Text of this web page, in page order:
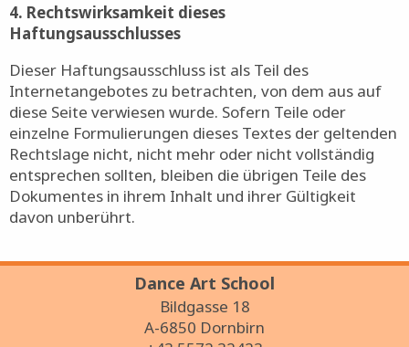
4. Rechtswirksamkeit dieses
Haftungsausschlusses
Dieser Haftungsausschluss ist als Teil des
Internetangebotes zu betrachten, von dem aus auf
diese Seite verwiesen wurde. Sofern Teile oder
einzelne Formulierungen dieses Textes der geltenden
Rechtslage nicht, nicht mehr oder nicht vollständig
entsprechen sollten, bleiben die übrigen Teile des
Dokumentes in ihrem Inhalt und ihrer Gültigkeit
davon unberührt.
Dance Art School
Bildgasse 18
A-6850 Dornbirn